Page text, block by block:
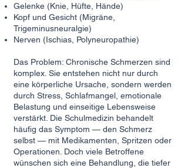
Gelenke (Knie, Hüfte, Hände)
Kopf und Gesicht (Migräne,
Trigeminusneuralgie)
Nerven (Ischias, Polyneuropathie)
Das Problem: Chronische Schmerzen sind
komplex. Sie entstehen nicht nur durch
eine körperliche Ursache, sondern werden
durch Stress, Schlafmangel, emotionale
Belastung und einseitige Lebensweise
verstärkt. Die Schulmedizin behandelt
häufig das Symptom — den Schmerz
selbst — mit Medikamenten, Spritzen oder
Operationen. Doch viele Betroffene
wünschen sich eine Behandlung, die tiefer